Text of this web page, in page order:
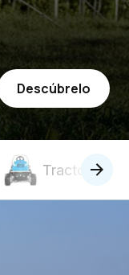
Descúbrelo
Tractores